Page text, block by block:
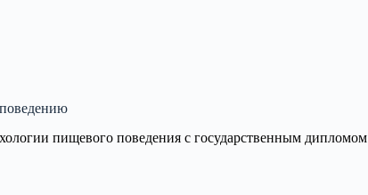
пищевого поведения с государственным дипломом